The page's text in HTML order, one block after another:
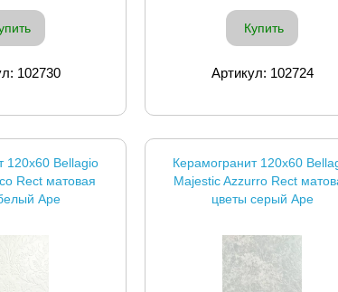
102730
Купить
Артикул: 102724
120x60 Bellagio
Rect матовая
Ape
Керамогранит 120x60
Majestic Azzurro Rect
цветы серый Ape